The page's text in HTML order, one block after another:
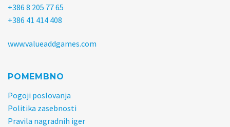
+386 8 205 77 65
+386 41 414 408
www.valueaddgames.com
POMEMBNO
Pogoji poslovanja
Politika zasebnosti
Pravila nagradnih iger